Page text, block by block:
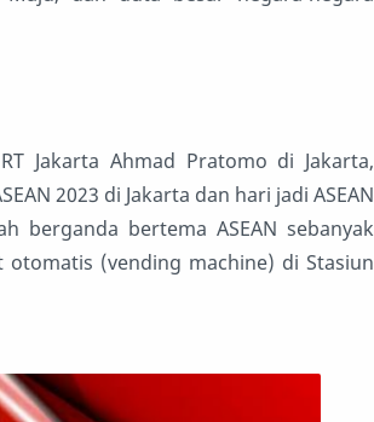
Jakarta Ahmad Pratomo di Jakarta,
2023 di Jakarta dan hari jadi ASEAN
berganda bertema ASEAN sebanyak
(vending machine) di Stasiun